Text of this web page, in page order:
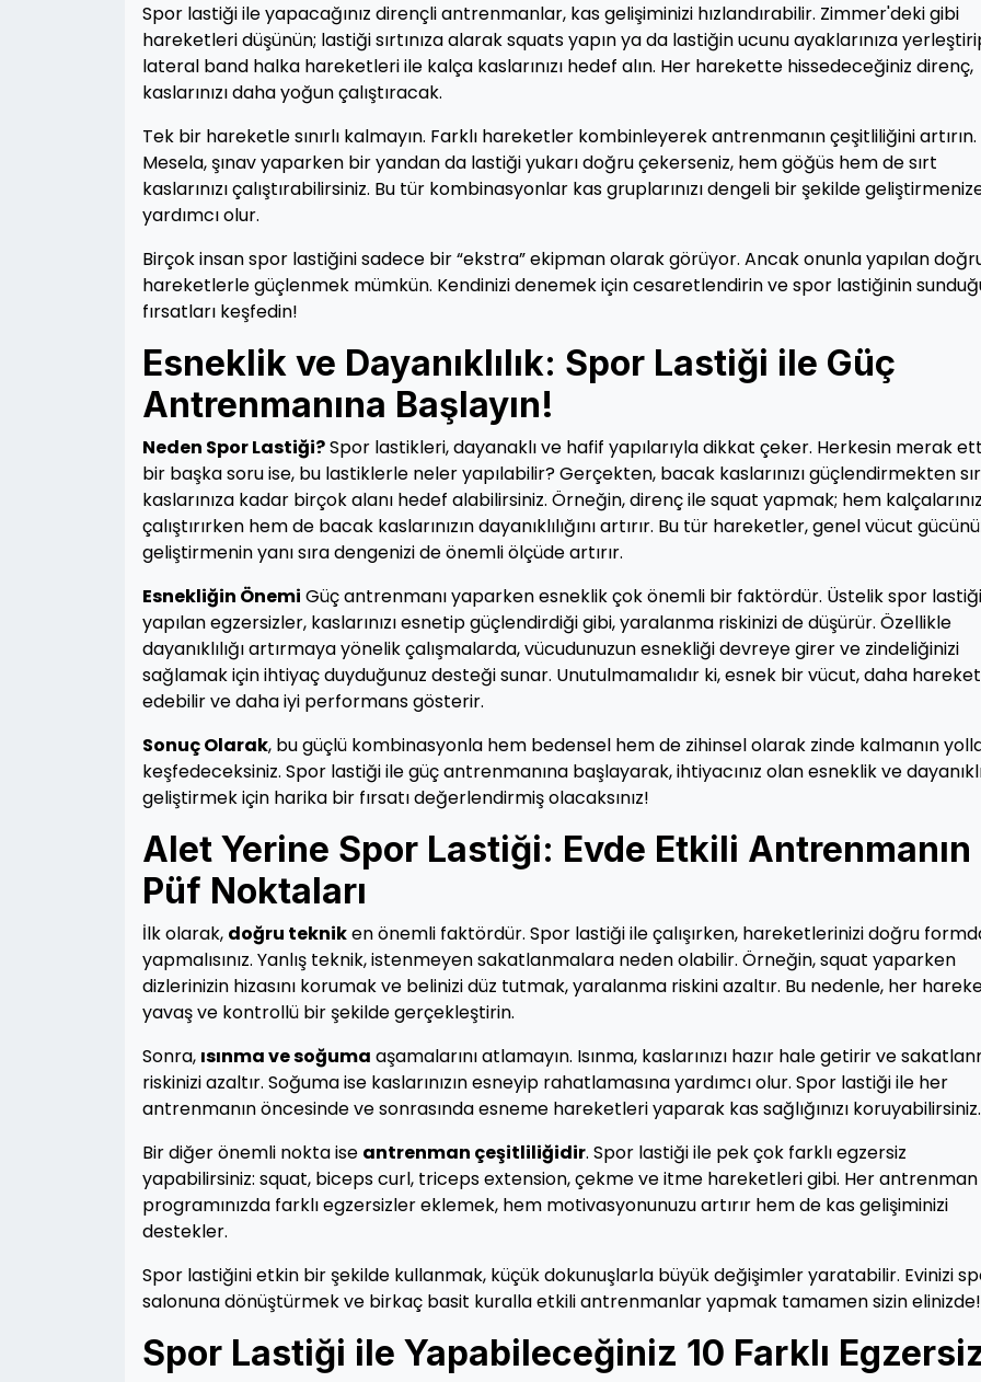
Spor lastiği ile yapacağınız dirençli antrenmanlar, kas gelişiminizi hızlandırabilir. Zimmer'deki gibi
hareketleri düşünün; lastiği sırtınıza alarak squats yapın ya da lastiğin ucunu ayaklarınıza
lateral band halka hareketleri ile kalça kaslarınızı hedef alın. Her harekette hissedeceğiniz direnç,
kaslarınızı daha yoğun çalıştıracak.
Tek bir hareketle sınırlı kalmayın. Farklı hareketler kombinleyerek antrenmanın çeşitliliğini artırın.
Mesela, şınav yaparken bir yandan da lastiği yukarı doğru çekerseniz, hem göğüs hem de sırt
kaslarınızı çalıştırabilirsiniz. Bu tür kombinasyonlar kas gruplarınızı dengeli bir şekilde
yardımcı olur.
Birçok insan spor lastiğini sadece bir “ekstra” ekipman olarak görüyor. Ancak onunla yapılan
hareketlerle güçlenmek mümkün. Kendinizi denemek için cesaretlendirin ve spor lastiğinin
fırsatları keşfedin!
Esneklik ve Dayanıklılık: Spor Lastiği ile Güç
Antrenmanına Başlayın!
Neden Spor Lastiği?Spor lastikleri, dayanaklı ve hafif yapılarıyla dikkat çeker. Herkesin merak
bir başka soru ise, bu lastiklerle neler yapılabilir? Gerçekten, bacak kaslarınızı güçlendirmekten
kaslarınıza kadar birçok alanı hedef alabilirsiniz. Örneğin, direnç ile squat yapmak; hem
çalıştırırken hem de bacak kaslarınızın dayanıklılığını artırır. Bu tür hareketler, genel vücut
geliştirmenin yanı sıra dengenizi de önemli ölçüde artırır.
Esnekliğin Önemi Güç antrenmanı yaparken esneklik çok önemli bir faktördür. Üstelik spor
yapılan egzersizler, kaslarınızı esnetip güçlendirdiği gibi, yaralanma riskinizi de düşürür. Özellikle
dayanıklılığı artırmaya yönelik çalışmalarda, vücudunuzun esnekliği devreye girer ve zindeliğinizi
sağlamak için ihtiyaç duyduğunuz desteği sunar. Unutulmamalıdır ki, esnek bir vücut, daha hareket
edebilir ve daha iyi performans gösterir.
Sonuç Olarak, bu güçlü kombinasyonla hem bedensel hem de zihinsel olarak zinde kalmanın
keşfedeceksiniz. Spor lastiği ile güç antrenmanına başlayarak, ihtiyacınız olan esneklik ve
geliştirmek için harika bir fırsatı değerlendirmiş olacaksınız!
Alet Yerine Spor Lastiği: Evde Etkili Antrenmanın
Püf Noktaları
İlk olarak, doğru tekniken önemli faktördür. Spor lastiği ile çalışırken, hareketlerinizi doğru
yapmalısınız. Yanlış teknik, istenmeyen sakatlanmalara neden olabilir. Örneğin, squat yaparken
dizlerinizin hizasını korumak ve belinizi düz tutmak, yaralanma riskini azaltır. Bu nedenle, her
yavaş ve kontrollü bir şekilde gerçekleştirin.
Sonra, ısınma ve soğuma aşamalarını atlamayın. Isınma, kaslarınızı hazır hale getirir ve
riskinizi azaltır. Soğuma ise kaslarınızın esneyip rahatlamasına yardımcı olur. Spor lastiği ile her
antrenmanın öncesinde ve sonrasında esneme hareketleri yaparak kas sağlığınızı koruyabilirsiniz.
Bir diğer önemli nokta ise antrenman çeşitliliğidir. Spor lastiği ile pek çok farklı egzersiz
yapabilirsiniz: squat, biceps curl, triceps extension, çekme ve itme hareketleri gibi. Her antrenman
programınızda farklı egzersizler eklemek, hem motivasyonunuzu artırır hem de kas gelişiminizi
destekler.
Spor lastiğini etkin bir şekilde kullanmak, küçük dokunuşlarla büyük değişimler yaratabilir. Evinizi
salonuna dönüştürmek ve birkaç basit kuralla etkili antrenmanlar yapmak tamamen sizin elinizde!
Spor Lastiği ile Yapabileceğiniz 10 Farklı